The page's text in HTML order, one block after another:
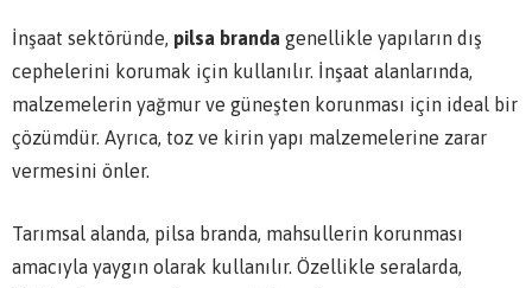
İnşaat sektöründe, pilsa branda genellikle yapıların dış
cephelerini korumak için kullanılır. İnşaat alanlarında,
malzemelerin yağmur ve güneşten korunması için ideal bir
çözümdür. Ayrıca, toz ve kirin yapı malzemelerine zarar
vermesini önler.
Tarımsal alanda, pilsa branda, mahsullerin korunması
amacıyla yaygın olarak kullanılır. Özellikle seralarda,